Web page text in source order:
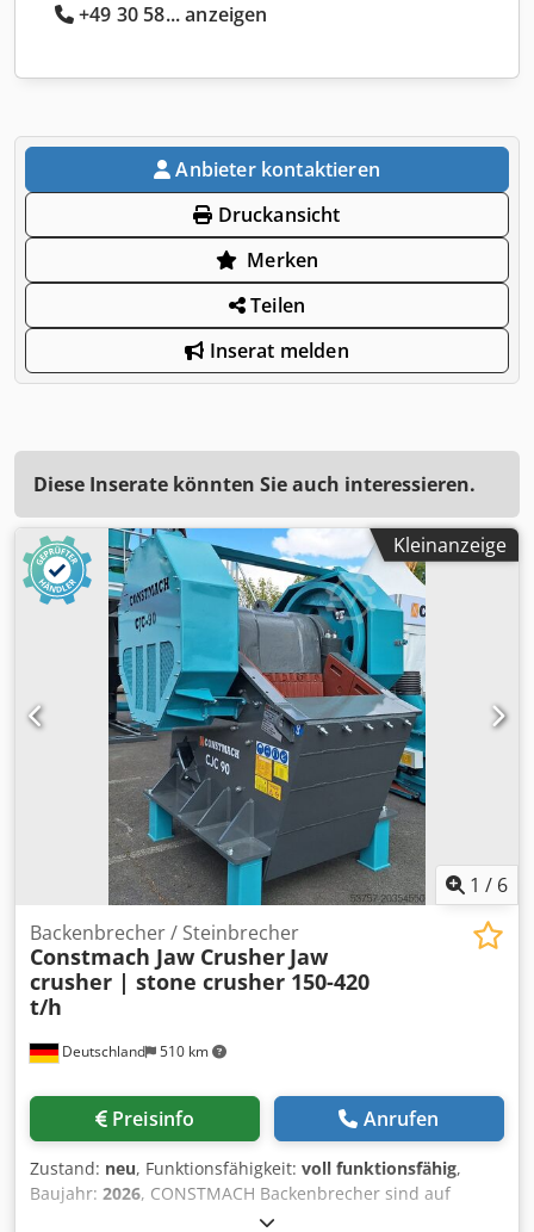
+49 30 58... anzeigen
Anbieter kontaktieren
Druckansicht
Merken
Teilen
Inserat melden
Diese Inserate könnten Sie auch interessieren.
Kleinanzeige
1 / 6
Deutschland 510 km
Backenbrecher / Steinbrecher
Constmach Jaw Crusher Jaw
crusher | stone crusher 150-420
t/h
Preisinfo Anrufen
Zustand: neu, Funktionsfähigkeit: voll funktionsfähig,
Baujahr: 2026, CONSTMACH Backenbrecher sind auf
höchste Langlebigkeit und herausragende Brechleistung